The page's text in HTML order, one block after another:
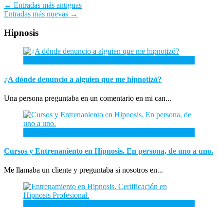
← Entradas más antiguas
Entradas más nuevas →
Hipnosis
¿A dónde denuncio a alguien que me hipnotizó?
Una persona preguntaba en un comentario en mi can...
Cursos y Entrenaniento en Hipnosis. En persona, de uno a uno.
Me llamaba un cliente y preguntaba si nosotros en...